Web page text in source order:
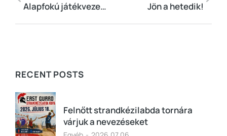
Alapfokú játékvezetői képzés indul áprilistól Jön a hetedik!
RECENT POSTS
Felnőtt strandkézilabda tornára
várjuk a nevezéseket